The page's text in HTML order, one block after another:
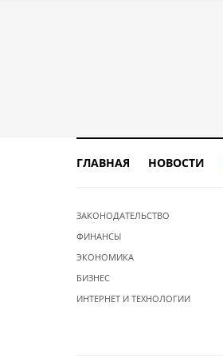
ГЛАВНАЯ НОВОСТИ
ЗАКОНОДАТЕЛЬСТВО
ФИНАНСЫ
ЭКОНОМИКА
БИЗНЕС
ИНТЕРНЕТ И ТЕХНОЛОГИИ